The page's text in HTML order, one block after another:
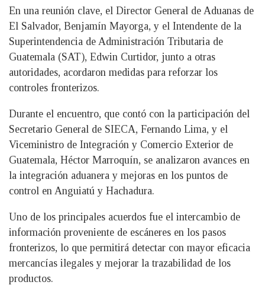
En una reunión clave, el Director General de Aduanas de
El Salvador, Benjamín Mayorga, y el Intendente de la
Superintendencia de Administración Tributaria de
Guatemala (SAT), Edwin Curtidor, junto a otras
autoridades, acordaron medidas para reforzar los
controles fronterizos.
Durante el encuentro, que contó con la participación del
Secretario General de SIECA, Fernando Lima, y el
Viceministro de Integración y Comercio Exterior de
Guatemala, Héctor Marroquín, se analizaron avances en
la integración aduanera y mejoras en los puntos de
control en Anguiatú y Hachadura.
Uno de los principales acuerdos fue el intercambio de
información proveniente de escáneres en los pasos
fronterizos, lo que permitirá detectar con mayor eficacia
mercancías ilegales y mejorar la trazabilidad de los
productos.